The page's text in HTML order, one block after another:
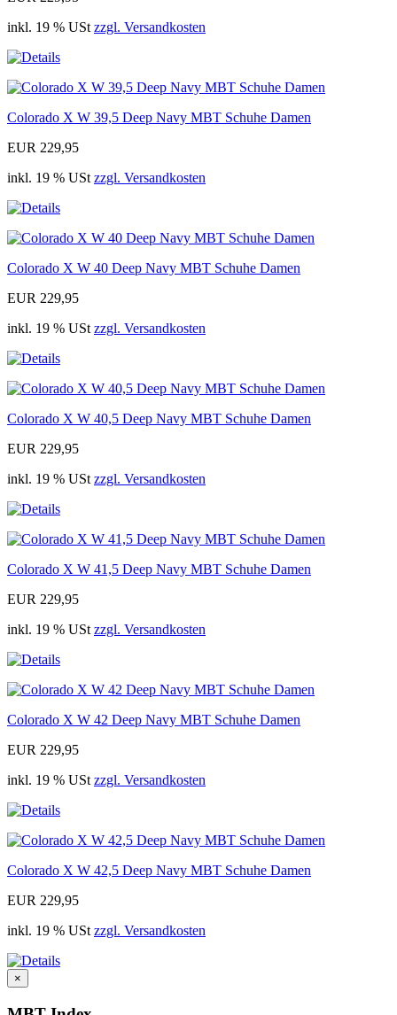
inkl. 19 % USt zzgl. Versandkosten
Colorado X W 39,5 Deep Navy MBT Schuhe Damen
EUR 229,95
inkl. 19 % USt zzgl. Versandkosten
Colorado X W 40 Deep Navy MBT Schuhe Damen
EUR 229,95
inkl. 19 % USt zzgl. Versandkosten
Colorado X W 40,5 Deep Navy MBT Schuhe Damen
EUR 229,95
inkl. 19 % USt zzgl. Versandkosten
Colorado X W 41,5 Deep Navy MBT Schuhe Damen
EUR 229,95
inkl. 19 % USt zzgl. Versandkosten
Colorado X W 42 Deep Navy MBT Schuhe Damen
EUR 229,95
inkl. 19 % USt zzgl. Versandkosten
Colorado X W 42,5 Deep Navy MBT Schuhe Damen
EUR 229,95
inkl. 19 % USt zzgl. Versandkosten
×